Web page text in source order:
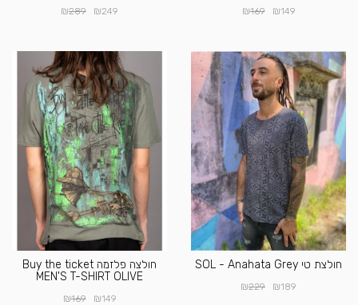
₪149
₪169
₪249
₪289
חולצת טי SOL - Anahata Grey
₪189
₪229
חולצה פלזמה Buy the ticket
MEN'S T-SHIRT OLIVE
₪149
₪169